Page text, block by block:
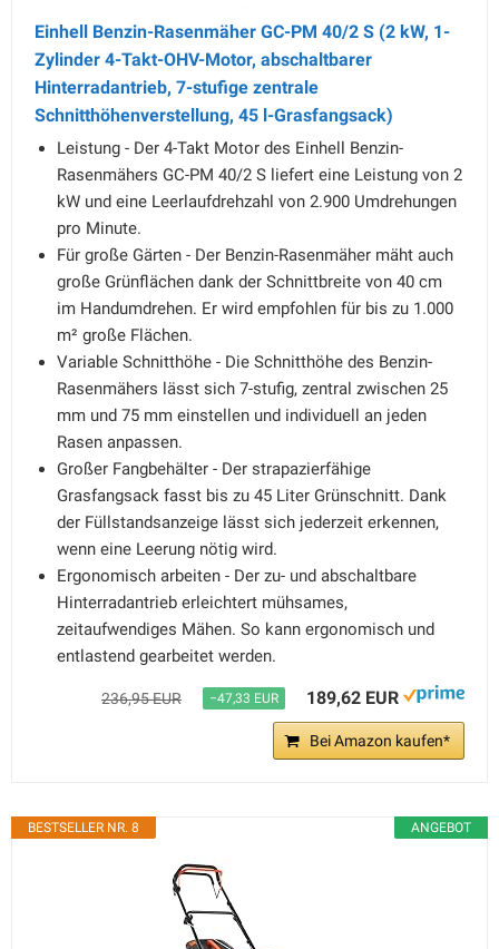
Einhell Benzin-Rasenmäher GC-PM 40/2 S (2 kW, 1-
Zylinder 4-Takt-OHV-Motor, abschaltbarer
Hinterradantrieb, 7-stufige zentrale
Schnitthöhenverstellung, 45 l-Grasfangsack)
Leistung - Der 4-Takt Motor des Einhell Benzin-
Rasenmähers GC-PM 40/2 S liefert eine Leistung von 2
kW und eine Leerlaufdrehzahl von 2.900 Umdrehungen
pro Minute.
Für große Gärten - Der Benzin-Rasenmäher mäht auch
große Grünflächen dank der Schnittbreite von 40 cm
im Handumdrehen. Er wird empfohlen für bis zu 1.000
m² große Flächen.
Variable Schnitthöhe - Die Schnitthöhe des Benzin-
Rasenmähers lässt sich 7-stufig, zentral zwischen 25
mm und 75 mm einstellen und individuell an jeden
Rasen anpassen.
Großer Fangbehälter - Der strapazierfähige
Grasfangsack fasst bis zu 45 Liter Grünschnitt. Dank
der Füllstandsanzeige lässt sich jederzeit erkennen,
wenn eine Leerung nötig wird.
Ergonomisch arbeiten - Der zu- und abschaltbare
Hinterradantrieb erleichtert mühsames,
zeitaufwendiges Mähen. So kann ergonomisch und
entlastend gearbeitet werden.
236,95 EUR −47,33 EUR 189,62 EUR
Bei Amazon kaufen*
ANGEBOT
BESTSELLER NR. 8